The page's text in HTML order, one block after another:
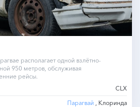
располагает одной взлётно-
950 метров, обслуживая
рейсы.
CLX
Парагвай , Клоринда